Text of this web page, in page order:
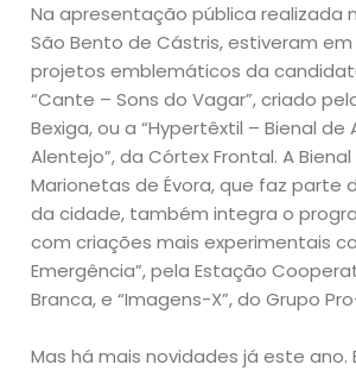
Na apresentação pública realizada
São Bento de Cástris, estiveram
projetos emblemáticos da
“Cante – Sons do Vagar”, criado
Bexiga, ou a “Hypertêxtil – Bienal de
Alentejo”, da Córtex Frontal. A
Marionetas de Évora, que faz parte
da cidade, também integra o
com criações mais experimentais
Emergência”, pela Estação
Branca, e “Imagens-X”, do Grupo
Mas há mais novidades já este ano.